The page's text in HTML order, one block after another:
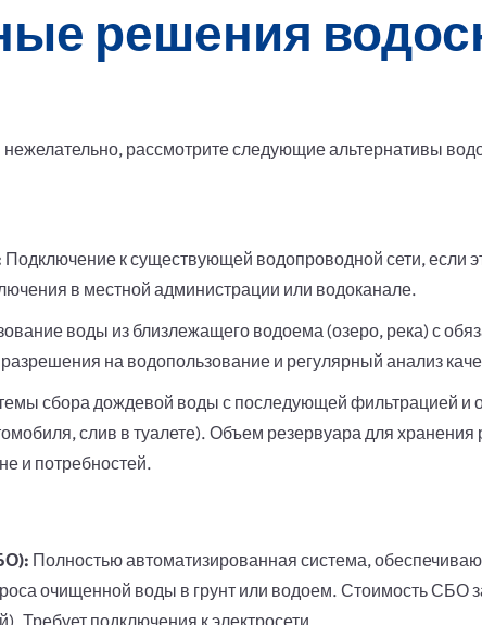
решения
рассмотрите следующие альтернативы
Подключение к существующей водопроводной сети, если
в местной администрации или водоканале.
воды из близлежащего водоема (озеро, река) с
на водопользование и регулярный анализ
сбора дождевой воды с последующей фильтрацией и
слив в туалете). Объем резервуара для хранения
и потребностей.
Полностью автоматизированная система,
очищенной воды в грунт или водоем. Стоимость СБО
Требует подключения к электросети.